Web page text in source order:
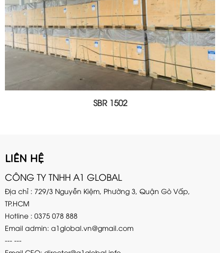
SBR 1502
LIÊN HỆ
CÔNG TY TNHH A1 GLOBAL
Địa chỉ : 729/3 Nguyễn Kiệm, Phường 3, Quận Gò Vấp,
TP.HCM
Hotline : 0375 078 888
Email admin: a1global.vn@gmail.com
--- ---